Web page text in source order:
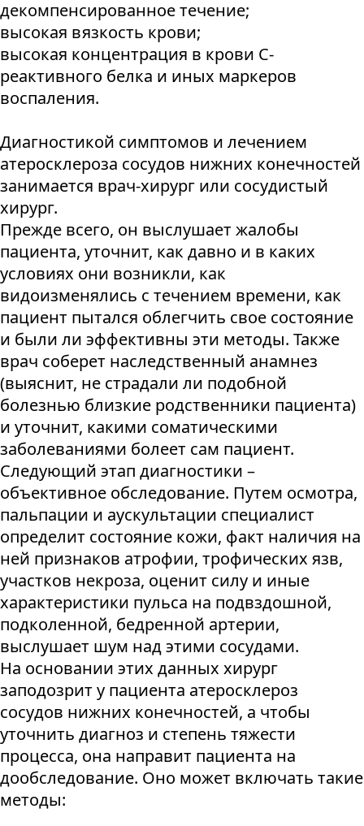
декомпенсированное течение;
высокая вязкость крови;
высокая концентрация в крови С-
реактивного белка и иных маркеров
воспаления.
Диагностикой симптомов и лечением
атеросклероза сосудов нижних конечностей
занимается врач-хирург или сосудистый
хирург.
Прежде всего, он выслушает жалобы
пациента, уточнит, как давно и в каких
условиях они возникли, как
видоизменялись с течением времени, как
пациент пытался облегчить свое состояние
и были ли эффективны эти методы. Также
врач соберет наследственный анамнез
(выяснит, не страдали ли подобной
болезнью близкие родственники пациента)
и уточнит, какими соматическими
заболеваниями болеет сам пациент.
Следующий этап диагностики –
объективное обследование. Путем осмотра,
пальпации и аускультации специалист
определит состояние кожи, факт наличия на
ней признаков атрофии, трофических язв,
участков некроза, оценит силу и иные
характеристики пульса на подвздошной,
подколенной, бедренной артерии,
выслушает шум над этими сосудами.
На основании этих данных хирург
заподозрит у пациента атеросклероз
сосудов нижних конечностей, а чтобы
уточнить диагноз и степень тяжести
процесса, она направит пациента на
дообследование. Оно может включать такие
методы: